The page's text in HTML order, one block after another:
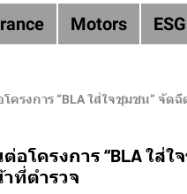
Motors ESG
ครงการ “BLA ใส่ใจชุมชน” จั
โครงการ “BLA ใส่
ที่ตำรวจ